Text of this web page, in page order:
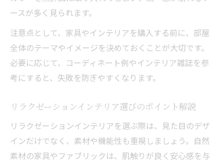
ースが多く見られます。
注意点として、家具やインテリアを購入する前に、部屋
全体のテーマやイメージを決めておくことが大切です。
必要に応じて、コーディネート例やインテリア雑誌を参
考にすると、失敗を防ぎやすくなります。
リラクゼーションインテリア選びのポイント解説
リラクゼーションインテリアを選ぶ際は、見た目のデザ
インだけでなく、素材や機能性も重視しましょう。自然
素材の家具やファブリックは、肌触りが良く安心感を与